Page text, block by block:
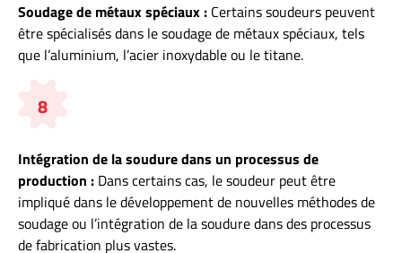
Soudage de métaux spéciaux : Certains soudeurs peuvent
être spécialisés dans le soudage de métaux spéciaux, tels
que l’aluminium, l’acier inoxydable ou le titane.
8
Intégration de la soudure dans un processus de
production : Dans certains cas, le soudeur peut être
impliqué dans le développement de nouvelles méthodes de
soudage ou l’intégration de la soudure dans des processus
de fabrication plus vastes.